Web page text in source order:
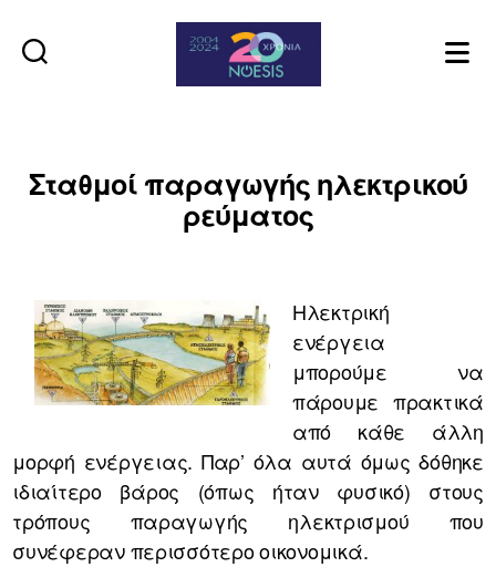
Σταθμοί παραγωγής ηλεκτρικού
ρεύματος
Ηλεκτρική
ενέργεια
μπορούμε να
πάρουμε πρακτικά
από κάθε άλλη
μορφή ενέργειας. Παρ’ όλα αυτά όμως δόθηκε
ιδιαίτερο βάρος (όπως ήταν φυσικό) στους
τρόπους παραγωγής ηλεκτρισμού που
συνέφεραν περισσότερο οικονομικά.